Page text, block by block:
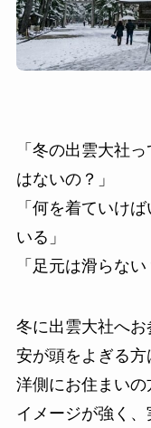
「冬の出雲大社
はないの？」
「何を着ていけ
いる」
「足元は滑らな
冬に出雲大社へ
安が頭をよぎる
洋側にお住まい
イメージが強く